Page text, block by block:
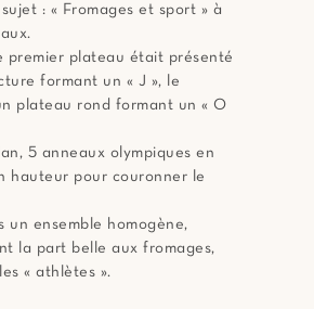
: « Fromages et sport » à
premier plateau était présenté
formant un « J », le
plateau rond formant un « O
5 anneaux olympiques en
hauteur pour couronner le
un ensemble homogène,
la part belle aux fromages,
« athlètes ».